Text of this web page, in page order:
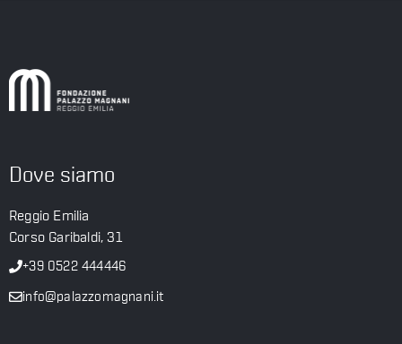
Dove siamo
Reggio Emilia
Corso Garibaldi, 31
+39 0522 444446
info@palazzomagnani.it